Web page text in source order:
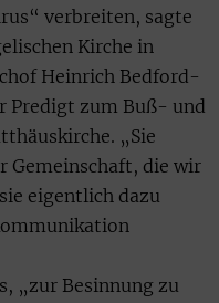
verbreiten, sagte
Kirche in
Heinrich Bedford-
Predigt zum Buß- und
„Sie
Gemeinschaft, die wir
eigentlich dazu
„zur Besinnung zu